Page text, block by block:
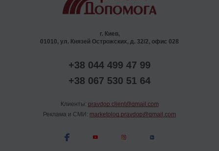
г. Киев,
01010, ул. Князей Острожских, д. 32/2, офис 028
+38 044 499 47 99
+38 067 530 51 64
Клиенты: pravdop.client@gmail.com
Реклама и СМИ: marketolog.pravdop@gmail.com